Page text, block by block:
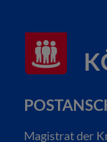
Magistrat der